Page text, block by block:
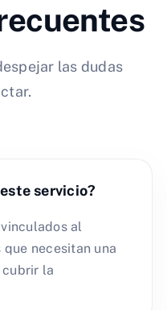
las dudas
servicio?
al
necesitan una
la